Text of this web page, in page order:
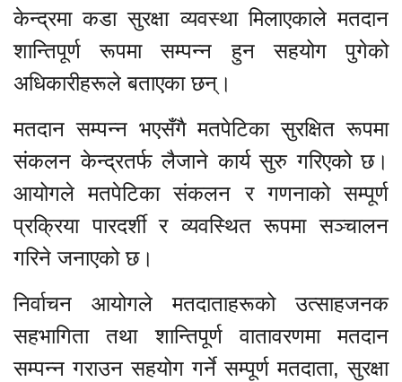
केन्द्रमा कडा सुरक्षा व्यवस्था मिलाएकाले मतदान
शान्तिपूर्ण रूपमा सम्पन्न हुन सहयोग पुगेको
अधिकारीहरूले बताएका छन्।
मतदान सम्पन्न भएसँगै मतपेटिका सुरक्षित रूपमा
संकलन केन्द्रतर्फ लैजाने कार्य सुरु गरिएको छ।
आयोगले मतपेटिका संकलन र गणनाको सम्पूर्ण
प्रक्रिया पारदर्शी र व्यवस्थित रूपमा सञ्चालन
गरिने जनाएको छ।
निर्वाचन आयोगले मतदाताहरूको उत्साहजनक
सहभागिता तथा शान्तिपूर्ण वातावरणमा मतदान
सम्पन्न गराउन सहयोग गर्ने सम्पूर्ण मतदाता, सुरक्षा